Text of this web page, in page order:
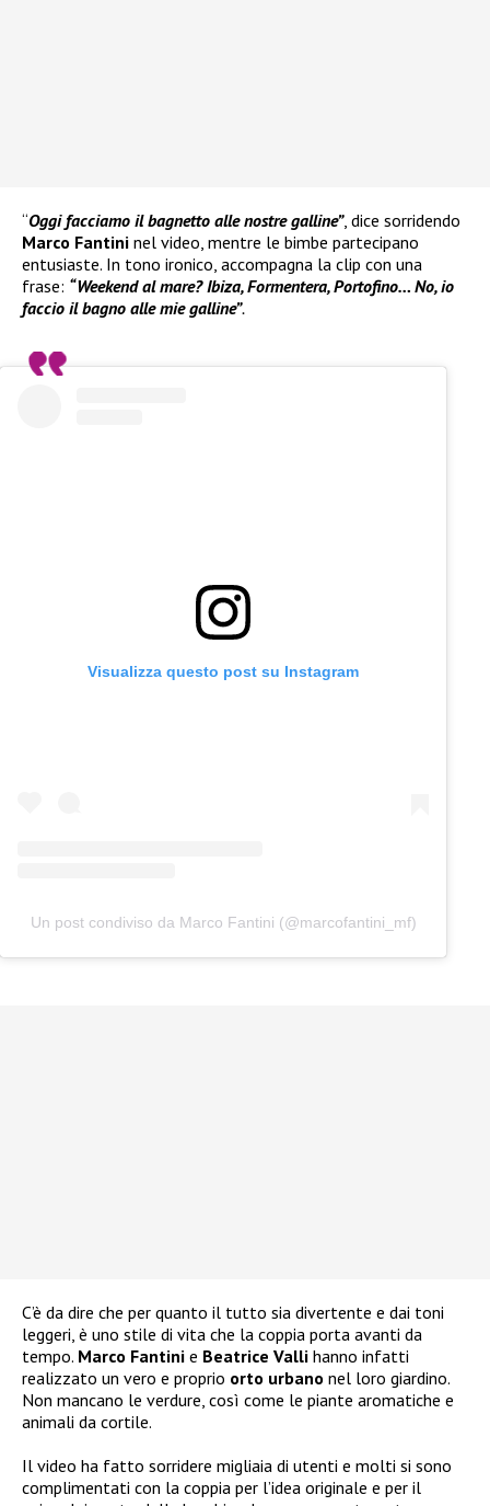
“Oggi facciamo il bagnetto alle nostre galline”, dice sorridendo
Marco Fantini nel video, mentre le bimbe partecipano
entusiaste. In tono ironico, accompagna la clip con una
frase: “Weekend al mare? Ibiza, Formentera, Portofino… No, io
faccio il bagno alle mie galline”.
Visualizza questo post su Instagram
Un post condiviso da Marco Fantini (@marcofantini_mf)
C’è da dire che per quanto il tutto sia divertente e dai toni
leggeri, è uno stile di vita che la coppia porta avanti da
tempo. Marco Fantini e Beatrice Valli hanno infatti
realizzato un vero e proprio orto urbano nel loro giardino.
Non mancano le verdure, così come le piante aromatiche e
animali da cortile.
Il video ha fatto sorridere migliaia di utenti e molti si sono
complimentati con la coppia per l’idea originale e per il